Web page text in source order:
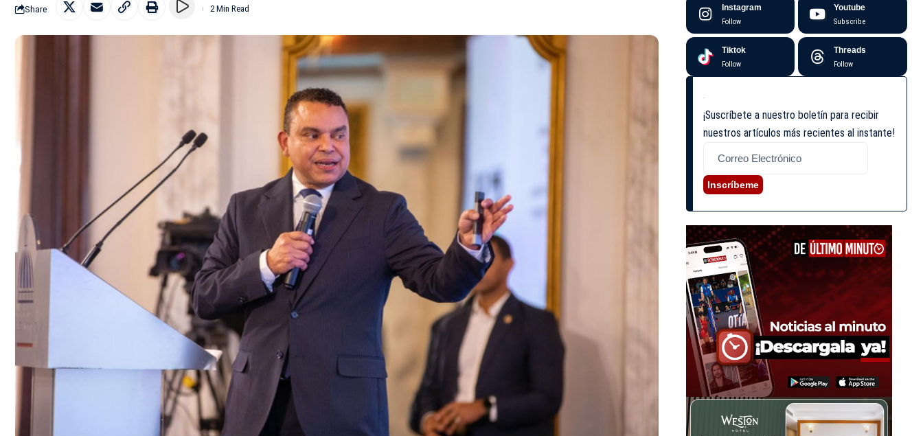
Share 2 Min Read Instagram
Follow
Youtube
Subscribe
Tiktok
Follow
Threads
Follow
¡Suscríbete a nuestro boletín para recibir
nuestros artículos más recientes al instante!
Inscríbeme